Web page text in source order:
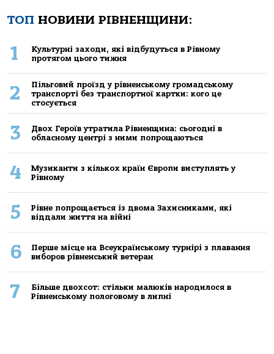
ТОП НОВИНИ РІВНЕНЩИНИ:
1
Культурні заходи, які відбудуться в Рівному
протягом цього тижня
2
Пільговий проїзд у рівненському громадському
транспорті без транспортної картки: кого це
стосується
3
Двох Героїв утратила Рівненщина: сьогодні в
обласному центрі з ними попрощаються
4
Музиканти з кількох країн Європи виступлять у
Рівному
5
Рівне попрощається із двома Захисниками, які
віддали життя на війні
6
Перше місце на Всеукраїнському турнірі з плавання
виборов рівненський ветеран
7
Більше двохсот: стільки малюків народилося в
Рівненському пологовому в липні